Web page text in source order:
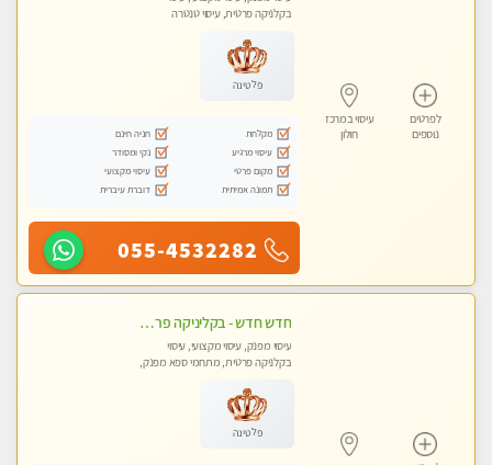
לפרטים
נוספים
עיסוי במרכז
חולון
בקלניקה פרטית, עיסוי טנטרה
פלטינה
מקלחת
חניה חינם
עיסוי מרגיע
נקי ומסודר
מקום פרטי
עיסוי מקצועי
תמונה אמיתית
דוברת עיברית
055-4532282
חדש חדש - בקליניקה פרטית בבת ים עיסוי לחידוש אנרגיות עיסוי חלומי מומלץ מאוד !
עיסוי מפנק, עיסוי מקצועי, עיסוי
בקלניקה פרטית, מתחמי ספא מפנק,
פלטינה